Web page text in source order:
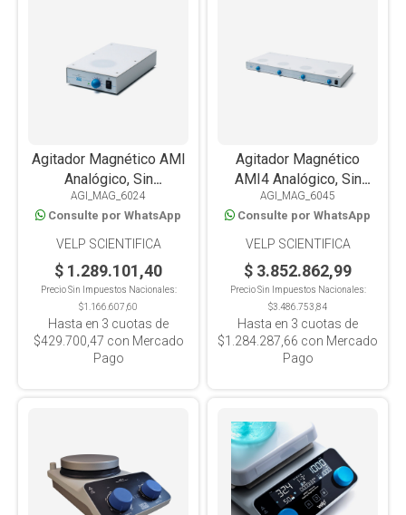
Agitador Magnético AMI
Analógico, Sin
Calefacción, Iluminación
En Base, 5L
AGI_MAG_6024
Consulte por WhatsApp
VELP SCIENTIFICA
$ 1.289.101,40
Precio Sin Impuestos Nacionales:
$1.166.607,60
Hasta en 3 cuotas de
$429.700,47 con Mercado
Pago
Agitador Magnético
AMI4 Analógico, Sin
Calefacción, Iluminación
En Base, 4 Posiciones
x5L c/u
AGI_MAG_6045
Consulte por WhatsApp
VELP SCIENTIFICA
$ 3.852.862,99
Precio Sin Impuestos Nacionales:
$3.486.753,84
Hasta en 3 cuotas de
$1.284.287,66 con Mercado
Pago